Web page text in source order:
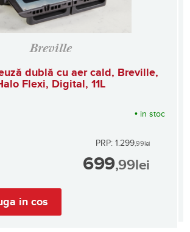
Breville
dublă cu aer cald, Breville,
Flexi, Digital, 11L
• in stoc
PRP: 1.299,99lei
699,99lei
in cos